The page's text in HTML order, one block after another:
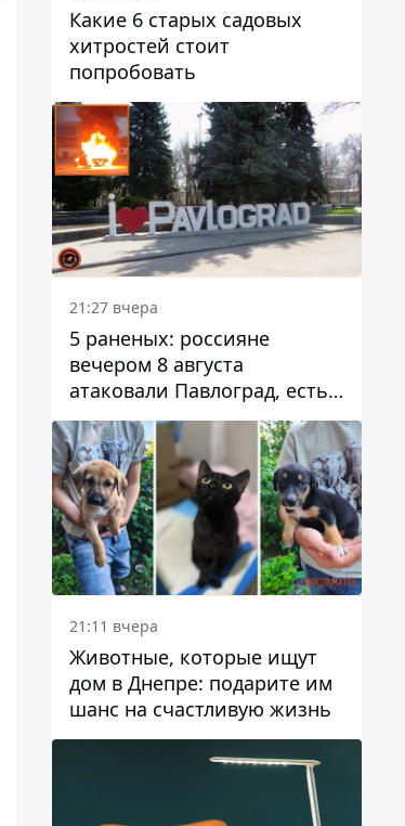
Какие 6 старых садовых
хитростей стоит
попробовать
21:27 вчера
5 раненых: россияне
вечером 8 августа
атаковали Павлоград, есть
возгорание
21:11 вчера
Животные, которые ищут
дом в Днепре: подарите им
шанс на счастливую жизнь